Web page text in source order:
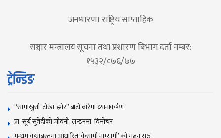
जनधारणा राष्ट्रिय साप्ताहिक
सञ्चार मन्त्रालय सूचना तथा प्रशारण बिभाग दर्ता नम्बर:
१५३२/०७६/७७
ट्रेन्डिङ
“सामाखुसी-टोखा-झोर” बाटो बारेमा ध्यानाकर्षण
प्रा सूर्य सुवेदीको जीवनी लन्डनमा विमोचन